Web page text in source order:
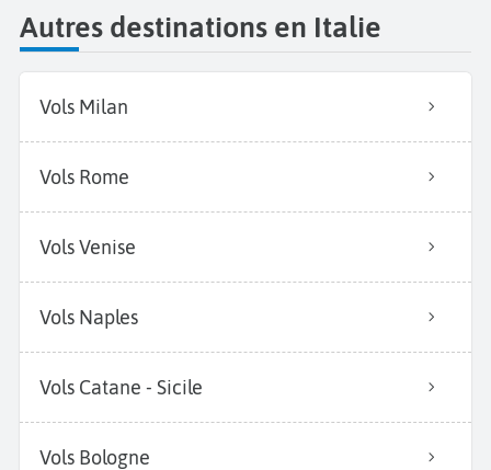
Autres destinations en Italie
Vols Milan
Vols Rome
Vols Venise
Vols Naples
Vols Catane - Sicile
Vols Bologne